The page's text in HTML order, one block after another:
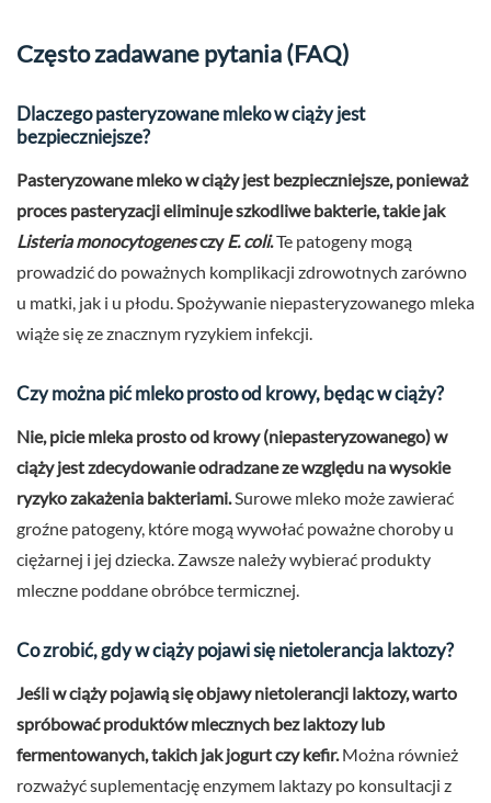
Często zadawane pytania (FAQ)
Dlaczego pasteryzowane mleko w ciąży jest
bezpieczniejsze?
Pasteryzowane mleko w ciąży jest bezpieczniejsze, ponieważ
proces pasteryzacji eliminuje szkodliwe bakterie, takie jak
Listeria monocytogenesczy E. coli.Te patogeny mogą
prowadzić do poważnych komplikacji zdrowotnych zarówno
u matki, jak i u płodu. Spożywanie niepasteryzowanego mleka
wiąże się ze znacznym ryzykiem infekcji.
Czy można pić mleko prosto od krowy, będąc w ciąży?
Nie, picie mleka prosto od krowy (niepasteryzowanego) w
ciąży jest zdecydowanie odradzane ze względu na wysokie
ryzyko zakażenia bakteriami. Surowe mleko może zawierać
groźne patogeny, które mogą wywołać poważne choroby u
ciężarnej i jej dziecka. Zawsze należy wybierać produkty
mleczne poddane obróbce termicznej.
Co zrobić, gdy w ciąży pojawi się nietolerancja laktozy?
Jeśli w ciąży pojawią się objawy nietolerancji laktozy, warto
spróbować produktów mlecznych bez laktozy lub
fermentowanych, takich jak jogurt czy kefir. Można również
rozważyć suplementację enzymem laktazy po konsultacji z